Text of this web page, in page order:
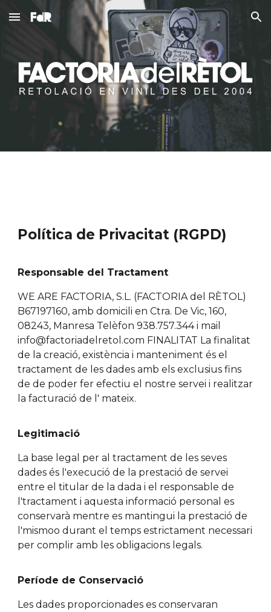
Skip to main content Skip to navigation
Política de Privacitat (RGPD)
Responsable del Tractament
WE ARE FACTORIA, S.L. (FACTORIA del RÈTOL)
B67197160, amb domicili en Ctra. De Vic, 160,
08243, Manresa Telèfon 938.757.344 i mail
info@factoriadelretol.com FINALITAT La finalitat
de la creació, existència i manteniment és el
tractament de les dades amb els exclusius fins
de de poder fer efectiu el nostre servei i realitzar
la facturació de l' mateix.
Legitimació
La base legal per al tractament de les seves
dades és l'execució de la prestació de servei
entre el titular de la dada i el responsable de
l'tractament i aquesta informació personal es
conservarà mentre es mantingui la prestació de
l'mismoo durant el temps estrictament necessari
per complir amb les obligacions legals.
Període de Conservació
Les dades proporcionades es conservaran